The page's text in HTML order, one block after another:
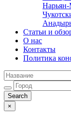
Статьи и
О нас
Контакты
Политика
×